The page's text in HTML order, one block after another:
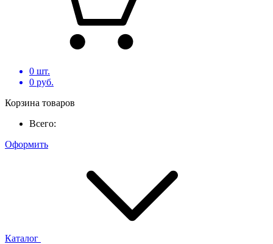
0 шт.
0 руб.
Корзина товаров
Всего:
Оформить
Каталог